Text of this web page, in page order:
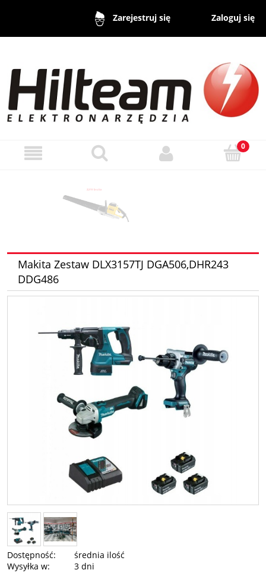
Zarejestruj się Zaloguj się
Makita Zestaw DLX3157TJ DGA506,DHR243
DDG486
Dostępność:
średnia ilość
Wysyłka w:
3 dni